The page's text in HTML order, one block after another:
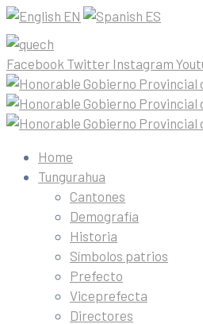
EN ES
Facebook Twitter Instagram
Home
Tungurahua
Cantones
Demografía
Historia
Símbolos patrios
Prefecto
Viceprefecta
Directores